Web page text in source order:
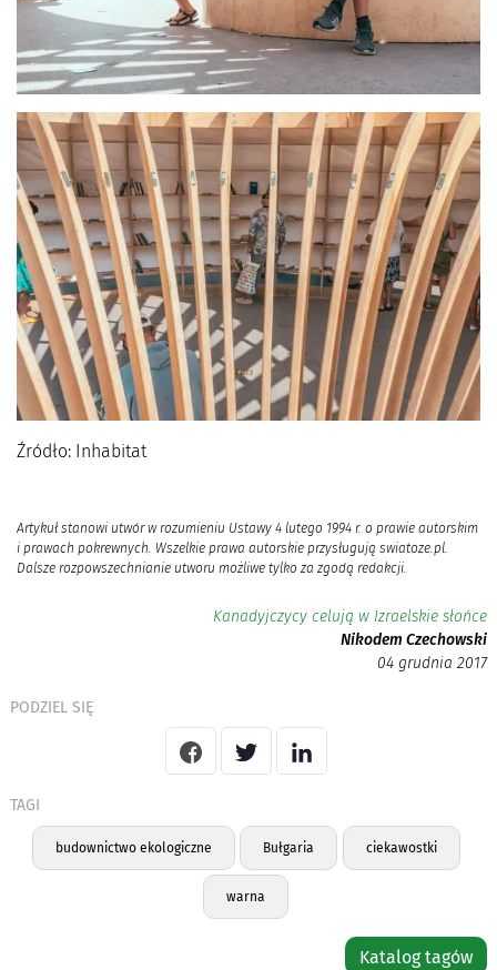
Źródło: Inhabitat
Artykuł stanowi utwór w rozumieniu Ustawy 4 lutego 1994 r. o prawie autorskim
i prawach pokrewnych. Wszelkie prawa autorskie przysługują swiatoze.pl.
Dalsze rozpowszechnianie utworu możliwe tylko za zgodą redakcji.
Kanadyjczycy celują w Izraelskie słońce
Nikodem Czechowski
04 grudnia 2017
PODZIEL SIĘ
TAGI
budownictwo ekologiczne Bułgaria ciekawostki
warna
Katalog tagów